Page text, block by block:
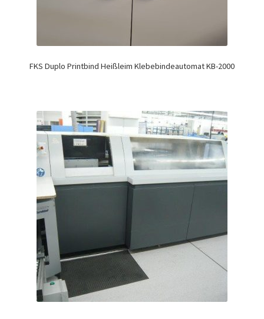
FKS Duplo Printbind Heißleim Klebebindeautomat KB-2000